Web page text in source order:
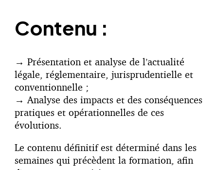
Contenu :
→ Présentation et analyse de l’actualité
légale, réglementaire, jurisprudentielle et
conventionnelle ;
→ Analyse des impacts et des conséquences
pratiques et opérationnelles de ces
évolutions.
Le contenu définitif est déterminé dans les
semaines qui précèdent la formation, afin